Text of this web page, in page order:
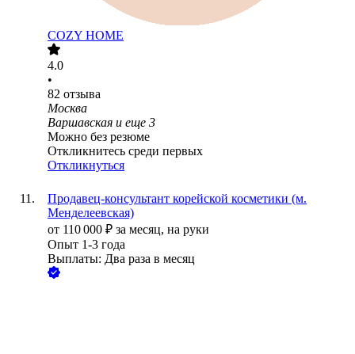
COZY HOME
4.0
•
82 отзыва
Москва
Варшавская и еще 3
Можно без резюме
Откликнитесь среди первых
Откликнуться
Продавец-консультант корейской косметики (м.
Менделеевская)
от 110 000 ₽ за месяц, на руки
Опыт 1-3 года
Выплаты: Два раза в месяц